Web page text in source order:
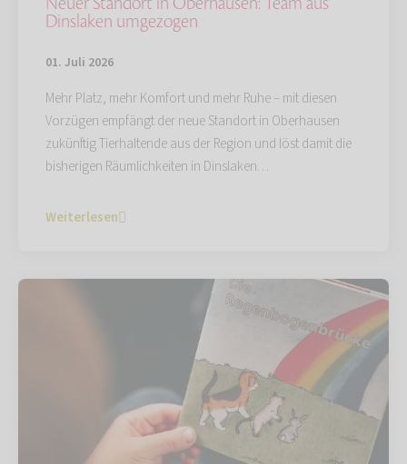
Dinslaken umgezogen
01. Juli 2026
Mehr Platz, mehr Komfort und mehr Ruhe – mit diesen
Vorzügen empfängt der neue Standort in Oberhausen
zukünftig Tierhaltende aus der Region und löst damit die
bisherigen Räumlichkeiten in Dinslaken…
Weiterlesen